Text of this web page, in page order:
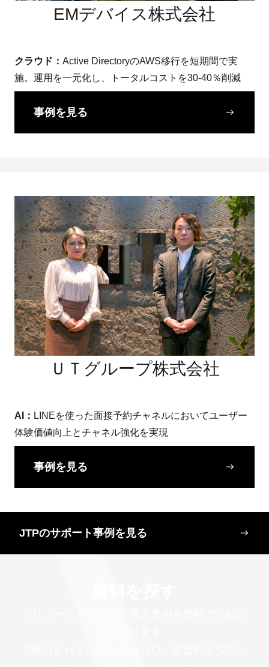
EMデバイス株式会社
クラウド： Active DirectoryのAWS移行を短期間で実
施。運用を一元化し、トータルコストを30-40％削減
事例を見る
ＵＴグループ株式会社
AI： LINEを使った面接予約チャネルにおいてユーザー
体験価値向上とチャネル強化を実現
事例を見る
JTPのサポート事例を見る